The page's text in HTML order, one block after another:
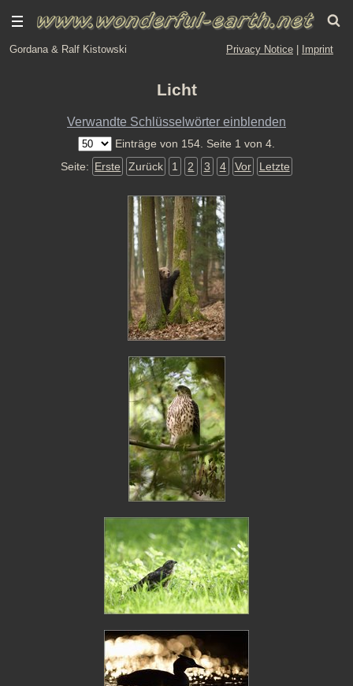
Gordana & Ralf Kistowski Privacy Notice Imprint
Licht
Verwandte Schlüsselwörter einblenden
Einträge von 154. Seite 1 von 4.
Seite: Erste Zurück 1 2 3 4 Vor Letzte